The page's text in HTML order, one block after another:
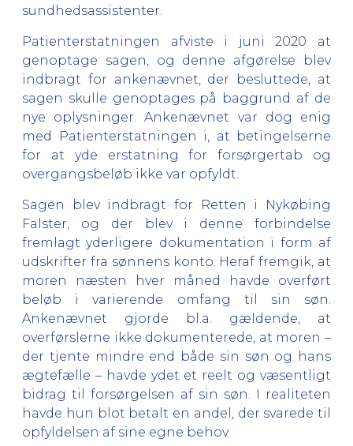
sundhedsassistenter.
Patienterstatningen afviste i juni 2020 at
genoptage sagen, og denne afgørelse blev
indbragt for ankenævnet, der besluttede, at
sagen skulle genoptages på baggrund af de
nye oplysninger. Ankenævnet var dog enig
med Patienterstatningen i, at betingelserne
for at yde erstatning for forsørgertab og
overgangsbeløb ikke var opfyldt.
Sagen blev indbragt for Retten i Nykøbing
Falster, og der blev i denne forbindelse
fremlagt yderligere dokumentation i form af
udskrifter fra sønnens konto. Heraf fremgik, at
moren næsten hver måned havde overført
beløb i varierende omfang til sin søn.
Ankenævnet gjorde bl.a. gældende, at
overførslerne ikke dokumenterede, at moren –
der tjente mindre end både sin søn og hans
ægtefælle – havde ydet et reelt og væsentligt
bidrag til forsørgelsen af sin søn. I realiteten
havde hun blot betalt en andel, der svarede til
opfyldelsen af sine egne behov.